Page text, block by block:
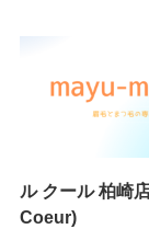
ル クール 柏崎
Coeur)